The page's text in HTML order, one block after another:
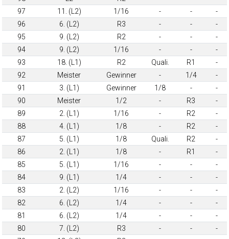
97
11. (L2) 1/16 - -
-
96
6. (L2) R3 - -
-
95
9. (L2) R2 - -
-
94
9. (L2) 1/16 - -
-
93
18. (L1) R2 Quali. R1
-
92
Meister Gewinner - 1/4
-
91
3. (L1) Gewinner 1/8 -
-
90
Meister 1/2 - R3
-
89
2. (L1) 1/16 - R2
-
88
4. (L1) 1/8 - R2
-
87
5. (L1) 1/8 Quali. R2
-
86
2. (L1) 1/8 - R1
-
85
5. (L1) 1/16 - -
-
84
9. (L1) 1/4 - -
-
83
2. (L2) 1/16 - -
-
82
6. (L2) 1/4 - -
-
81
6. (L2) 1/4 - -
-
80
7. (L2) R3 - -
-